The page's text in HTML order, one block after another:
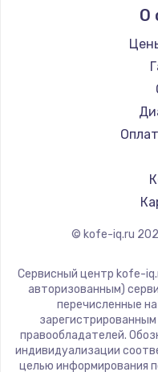
Ремонт
Ремонт
Ремонт
Ремонт
Ремонт
Ремонт
О
© kofe-iq.ru
Сервисный центр kofe-
авторизованным)
перечисленные
правообладателей.
индивидуализации
целью информирования